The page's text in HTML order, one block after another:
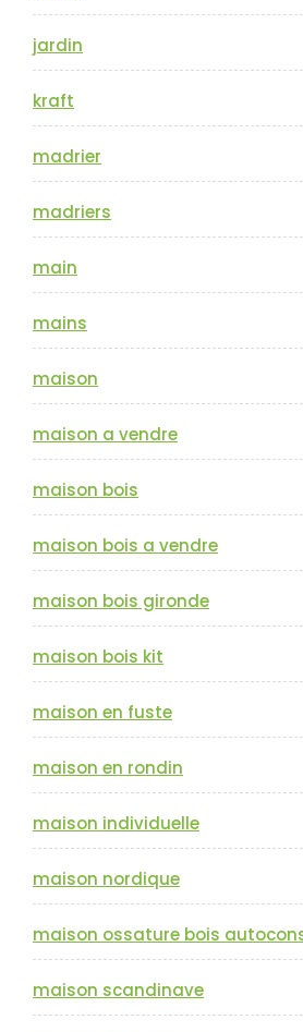
jardin
kraft
madrier
madriers
main
mains
maison
maison a vendre
maison bois
maison bois a vendre
maison bois gironde
maison bois kit
maison en fuste
maison en rondin
maison individuelle
maison nordique
maison ossature bois
maison scandinave